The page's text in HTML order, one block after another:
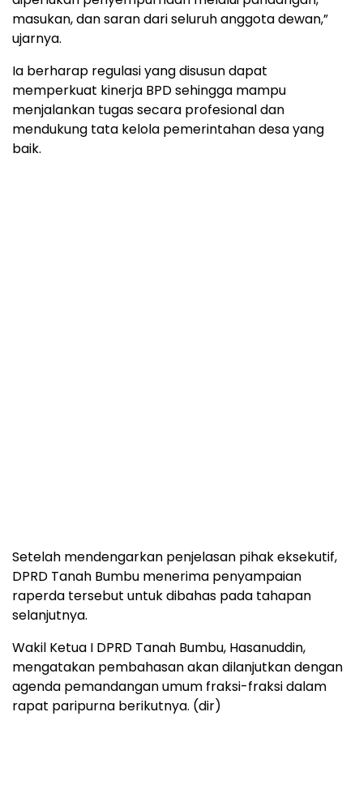
masukan, dan saran dari seluruh anggota dewan,”
ujarnya.
Ia berharap regulasi yang disusun dapat
memperkuat kinerja BPD sehingga mampu
menjalankan tugas secara profesional dan
mendukung tata kelola pemerintahan desa yang
baik.
Setelah mendengarkan penjelasan pihak eksekutif,
DPRD Tanah Bumbu menerima penyampaian
raperda tersebut untuk dibahas pada tahapan
selanjutnya.
Wakil Ketua I DPRD Tanah Bumbu, Hasanuddin,
mengatakan pembahasan akan dilanjutkan dengan
agenda pemandangan umum fraksi-fraksi dalam
rapat paripurna berikutnya. (dir)